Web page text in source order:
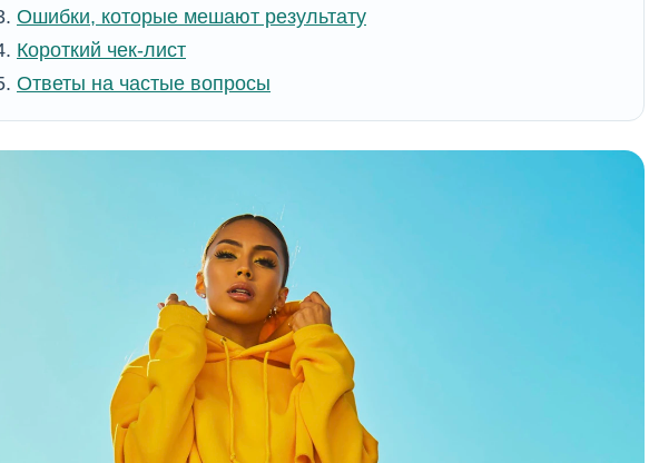
Ошибки, которые мешают результату
Короткий чек-лист
Ответы на частые вопросы